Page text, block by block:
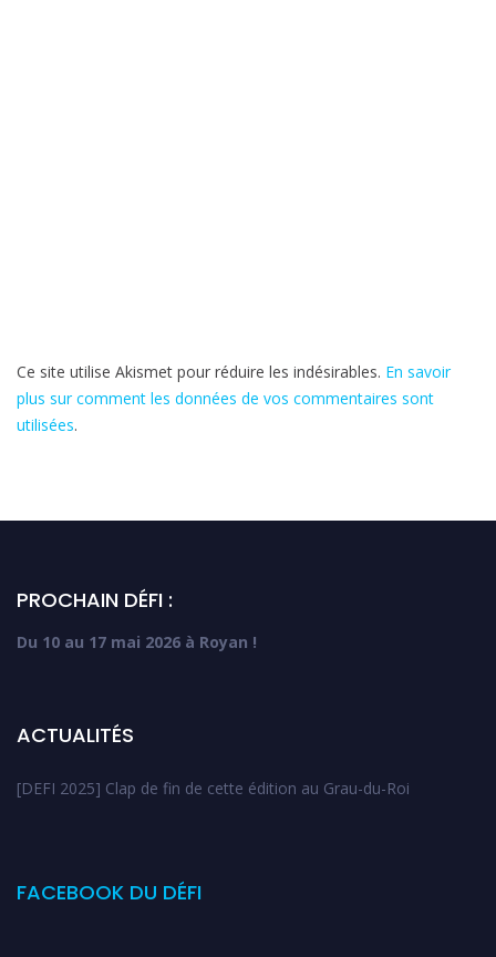
Ce site utilise Akismet pour réduire les indésirables. En savoir
plus sur comment les données de vos commentaires sont
utilisées.
PROCHAIN DÉFI :
Du 10 au 17 mai 2026 à Royan !
ACTUALITÉS
[DEFI 2025] Clap de fin de cette édition au Grau-du-Roi
FACEBOOK DU DÉFI